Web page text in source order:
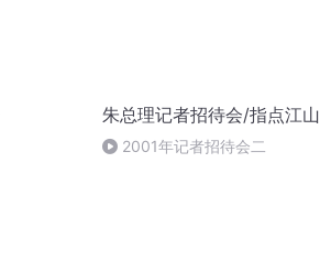
朱总理记者招待会/指点江山
2001年记者招待会二